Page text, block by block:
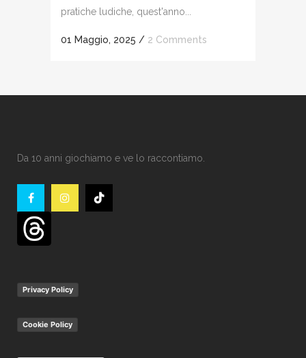
pratiche ludiche, quest'anno...
01 Maggio, 2025 / 2 Comments
Da 10 anni giochiamo e ve lo raccontiamo.
Privacy Policy
Cookie Policy